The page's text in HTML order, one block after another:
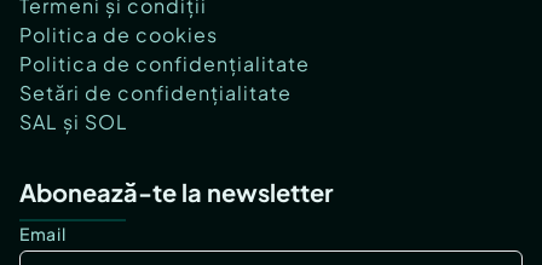
Termeni și condiții
Politica de cookies
Politica de confidențialitate
Setări de confidențialitate
SAL și SOL
Abonează-te la newsletter
Email